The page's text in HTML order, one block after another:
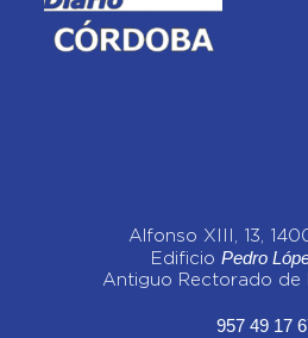
Alfonso XIII, 13,
Edificio Pedro
Antiguo Rectorado de
957 49 17